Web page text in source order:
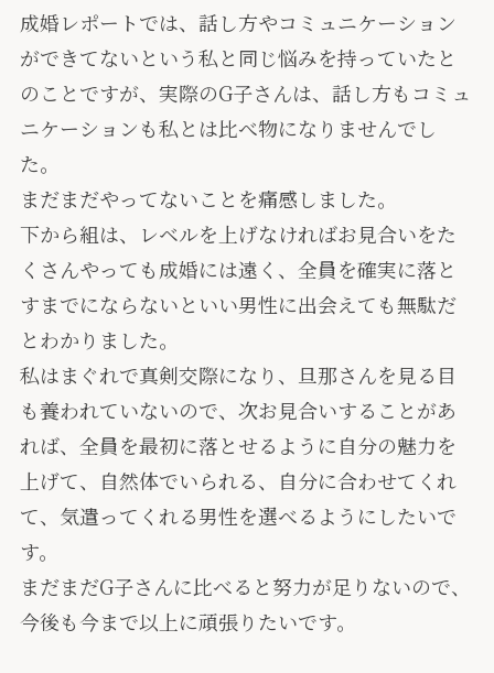
成婚レポートでは、話し方やコミュニケーション
ができてないという私と同じ悩みを持っていたと
のことですが、実際のG子さんは、話し方もコミュ
ニケーションも私とは比べ物になりませんでし
た。
まだまだやってないことを痛感しました。
下から組は、レベルを上げなければお見合いをた
くさんやっても成婚には遠く、全員を確実に落と
すまでにならないといい男性に出会えても無駄だ
とわかりました。
私はまぐれで真剣交際になり、旦那さんを見る目
も養われていないので、次お見合いすることがあ
れば、全員を最初に落とせるように自分の魅力を
上げて、自然体でいられる、自分に合わせてくれ
て、気遣ってくれる男性を選べるようにしたいで
す。
まだまだG子さんに比べると努力が足りないので、
今後も今まで以上に頑張りたいです。